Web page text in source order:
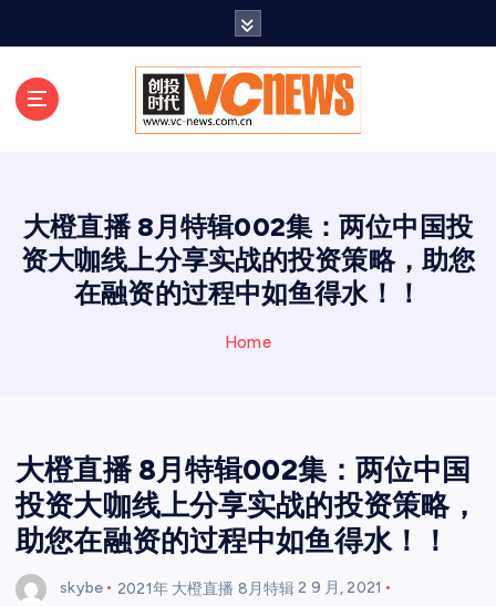
大橙直播 8月特辑002集：两位中国投
资大咖线上分享实战的投资策略，助您
在融资的过程中如鱼得水！！
Home
大橙直播 8月特辑002集：两位中国
投资大咖线上分享实战的投资策略，
助您在融资的过程中如鱼得水！！
skybe 2021年 大橙直播 8月特辑 2 9 月, 2021